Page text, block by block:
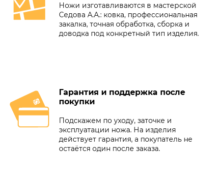
Ножи изготавливаются в мастерской
Седова А.А.: ковка, профессиональная
закалка, точная обработка, сборка и
доводка под конкретный тип изделия.
Гарантия и поддержка после
покупки
Подскажем по уходу, заточке и
эксплуатации ножа. На изделия
действует гарантия, а покупатель не
остаётся один после заказа.